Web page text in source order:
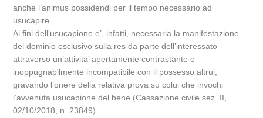
anche l’animus possidendi per il tempo necessario ad
usucapire.
Ai fini dell’usucapione e’, infatti, necessaria la manifestazione
del dominio esclusivo sulla res da parte dell’interessato
attraverso un’attivita’ apertamente contrastante e
inoppugnabilmente incompatibile con il possesso altrui,
gravando l’onere della relativa prova su colui che invochi
l’avvenuta usucapione del bene (Cassazione civile sez. II,
02/10/2018, n. 23849).